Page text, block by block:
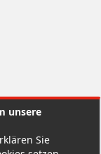
unsere
Sie